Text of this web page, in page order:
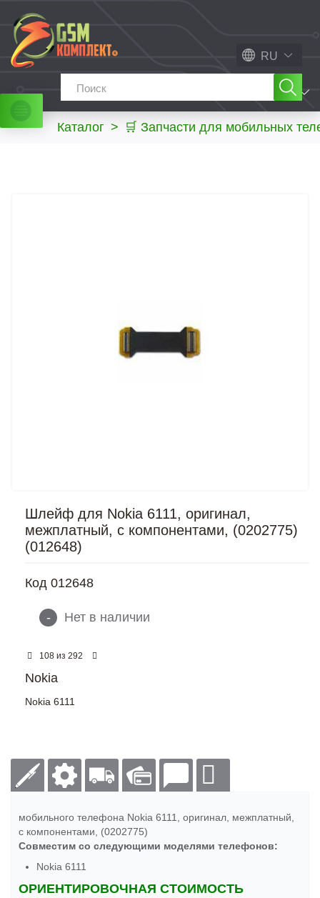
RU
МЕНЮ
Каталог > 🛒 Запчасти для мобильных
Шлейф для Nokia 6111, оригинал,
межплатный, с компонентами, (0202775)
(012648)
Код 012648
- Нет в наличии
108 из 292
Nokia
Nokia 6111
мобильного телефона Nokia 6111, оригинал, межплатный,
с компонентами, (0202775)
Совместим со следующими моделями телефонов:
Nokia 6111
ОРИЕНТИРОВОЧНАЯ СТОИМОСТЬ